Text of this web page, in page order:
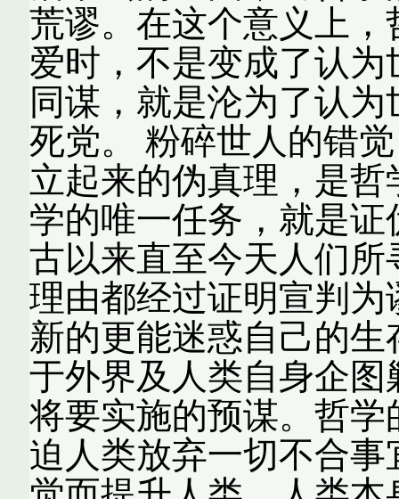
荒谬。在这个意义上
爱时，不是变成了认
同谋，就是沦为了认
死党。 粉碎世人的错
立起来的伪真理，是
学的唯一任务，就是
古以来直至今天人们
理由都经过证明宣判
新的更能迷惑自己的
于外界及人类自身企
将要实施的预谋。哲
迫人类放弃一切不合